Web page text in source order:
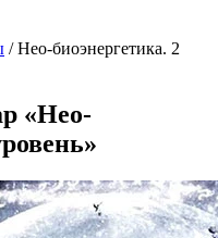
/ Нео-биоэнергетика. 2
«Нео-